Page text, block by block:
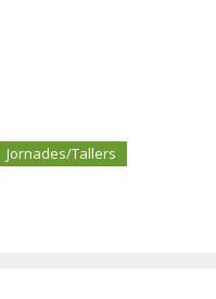
Jornades/Tallers